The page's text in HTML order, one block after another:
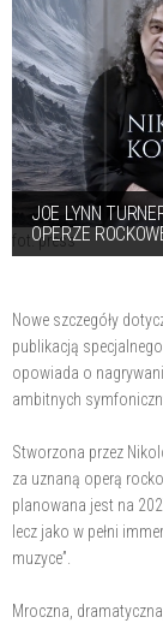
JOE LYNN
OPERZE
fot. press
Nowe szczegóły
publikacją
opowiada o
ambitnych
Stworzona przez
za uznaną operą
planowana jest na
lecz jako w pełni
muzyce”.
Mroczna,